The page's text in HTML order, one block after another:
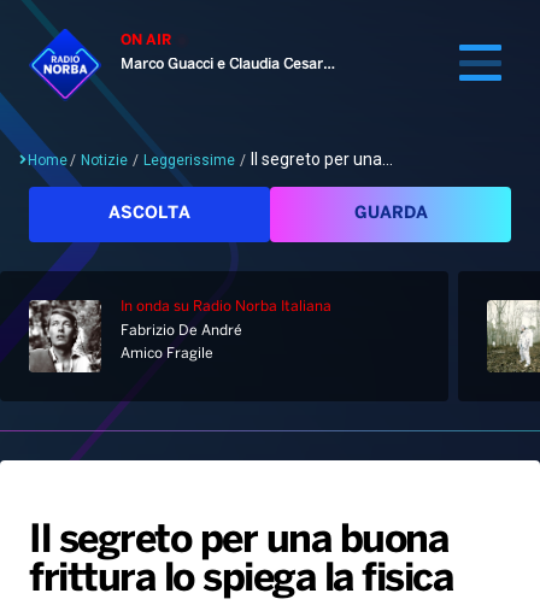
ON AIR
Marco Guacci e Claudia Cesaroni
Cerca
Home
Palinsesto
Hit Dance
Giochi&Concorsi
PALATOUR
Notizie
Locali
Musica e Spettacolo
Playlist
Generale
Notiziario
Gallery
Radio Norba News TV
Home/ Notizie / Leggerissime / Il segreto per una...
ASCOLTA GUARDA
In onda su Radio Norba Italiana
Fabrizio De André
Amico Fragile
Il segreto per una buona
frittura lo spiega la fisica